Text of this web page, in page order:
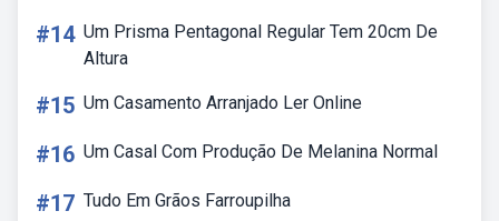
#14 Um Prisma Pentagonal Regular Tem 20cm De
Altura
#15 Um Casamento Arranjado Ler Online
#16 Um Casal Com Produção De Melanina Normal
#17 Tudo Em Grãos Farroupilha